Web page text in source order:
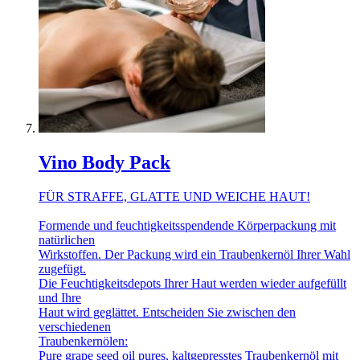
Vino Body Pack
FÜR STRAFFE, GLATTE UND WEICHE HAUT!
Formende und feuchtigkeitsspendende Körperpackung mit
natürlichen
Wirkstoffen. Der Packung wird ein Traubenkernöl Ihrer Wahl
zugefügt.
Die Feuchtigkeitsdepots Ihrer Haut werden wieder aufgefüllt
und Ihre
Haut wird geglättet. Entscheiden Sie zwischen den
verschiedenen
Traubenkernölen:
Pure grape seed oil pures, kaltgepresstes Traubenkernöl mit